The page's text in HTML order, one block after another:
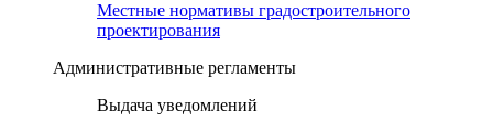
Местные нормативы градостроительного
проектирования
Административные регламенты
Выдача уведомлений